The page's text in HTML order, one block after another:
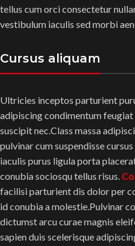
tellus cum orci consectetur
vestibulum iaculis sed morbi
Cursus aliquam
Ultricies inceptos parturient
adipiscing condimentum
suscipit nec.Class massa
pulvinar cum suspendisse
iaculis purus ligula porta
conubia sociosqu tellus risus.
facilisi parturient dis dolor per
id conubia a molestie.Pulvinar
dictumst arcu curae magnis
sapien duis scelerisque